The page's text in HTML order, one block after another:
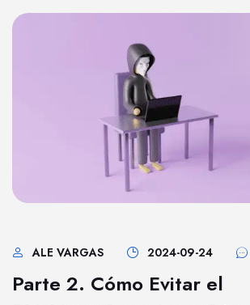
ALE VARGAS 2024-09-24
Parte 2. Cómo Evitar el